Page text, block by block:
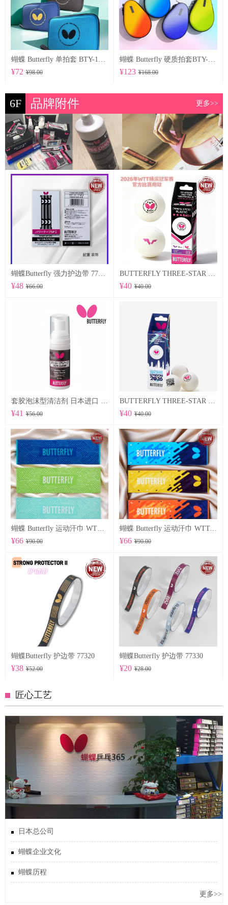
¥72 ¥98.00
蝴蝶 Butterfly 硬质拍套BTY-1029
¥123 ¥168.00
6F 品牌附件 更多>>
蝴蝶Butterfly 强力护边带 77500 POWER TAPE SP Ⅱ
¥48 ¥66.00 ¥40 ¥40.00
¥41 ¥56.00 ¥40 ¥40.00
蝴蝶 Butterfly 运动汗巾 WTT-122
¥66 ¥90.00
蝴蝶 Butterfly 运动汗巾 WTT-123
¥66 ¥90.00
蝴蝶Butterfly 护边带 77320
¥38 ¥52.00
蝴蝶Butterfly 护边带 77330
¥20 ¥28.00
匠心工艺
日本总公司
蝴蝶企业文化
蝴蝶历程
更多>>